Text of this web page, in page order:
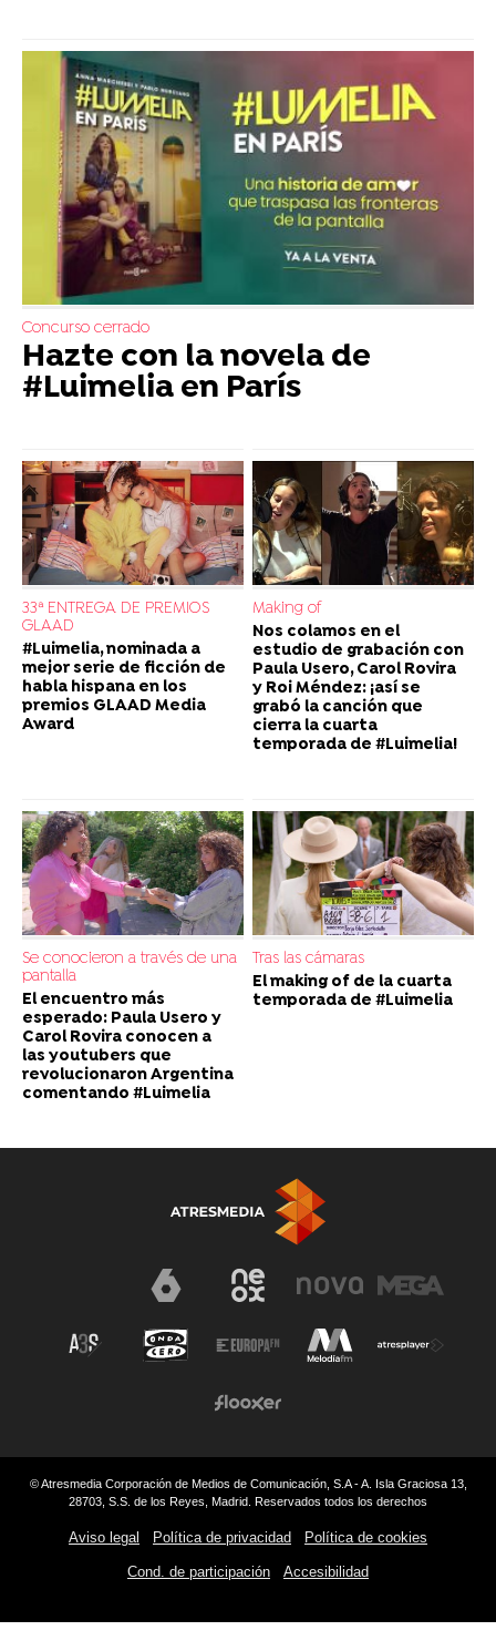
Concurso cerrado
Hazte con la novela de
#Luimelia en París
33ª ENTREGA DE PREMIOS
GLAAD
#Luimelia, nominada a
mejor serie de ficción de
habla hispana en los
premios GLAAD Media
Award
Making of
Nos colamos en el
estudio de grabación con
Paula Usero, Carol Rovira
y Roi Méndez: ¡así se
grabó la canción que
cierra la cuarta
temporada de #Luimelia!
Se conocieron a través de una
pantalla
El encuentro más
esperado: Paula Usero y
Carol Rovira conocen a
las youtubers que
revolucionaron Argentina
comentando #Luimelia
Tras las cámaras
El making of de la cuarta
temporada de #Luimelia
© Atresmedia Corporación de Medios de Comunicación, S.A - A. Isla Graciosa 13,
28703, S.S. de los Reyes, Madrid. Reservados todos los derechos
Aviso legal Política de privacidad Política de cookies
Cond. de participación Accesibilidad